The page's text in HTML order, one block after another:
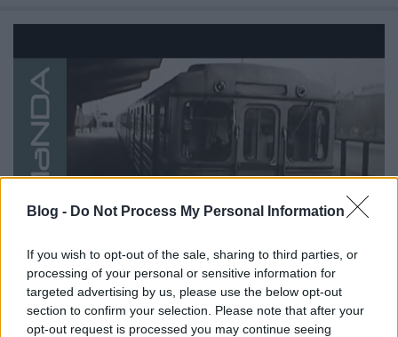
Blog - Do Not Process My Personal Information
If you wish to opt-out of the sale, sharing to third parties, or
processing of your personal or sensitive information for
targeted advertising by us, please use the below opt-out
section to confirm your selection. Please note that after your
opt-out request is processed you may continue seeing
Földalatti légvonatban
MaNDA•2014. március 31.